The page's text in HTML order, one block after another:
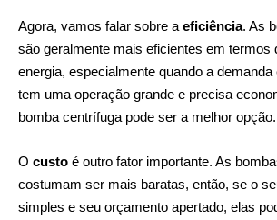
Agora, vamos falar sobre a eficiência. As
são geralmente mais eficientes em termos
energia, especialmente quando a
tem uma operação grande e precisa
bomba centrífuga pode ser a melhor opção.
O custo é outro fator importante. As
costumam ser mais baratas, então, se o
simples e seu orçamento apertado, elas